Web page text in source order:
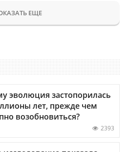
ЕЩЕ
эволюция застопорилась
лет, прежде чем
возобновиться?
2393